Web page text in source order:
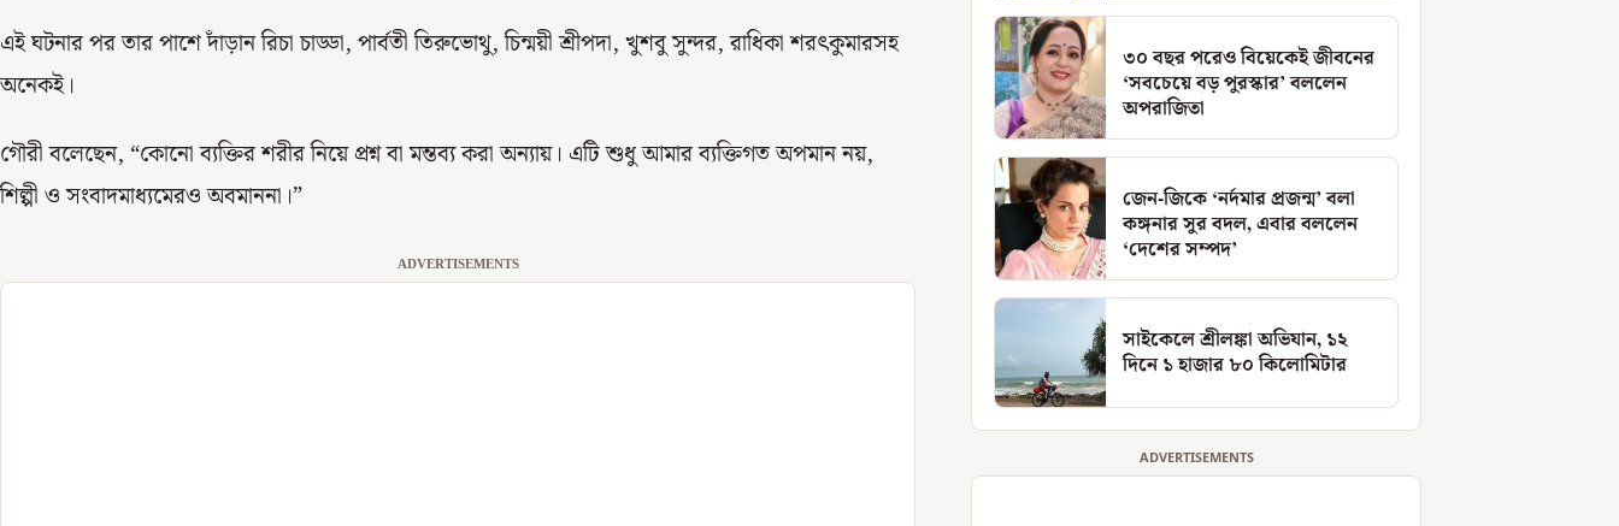
এই ঘটনার পর তার পাশে দাঁড়ান রিচা চাড্ডা, পার্বতী তিরুভোথু, চিন্ময়ী শ্রীপদা, খুশবু সুন্দর, রাধিকা শরৎকুমারসহ
অনেকই।
গৌরী বলেছেন, “কোনো ব্যক্তির শরীর নিয়ে প্রশ্ন বা মন্তব্য করা অন্যায়। এটি শুধু আমার ব্যক্তিগত অপমান নয়,
শিল্পী ও সংবাদমাধ্যমেরও অবমাননা।”
ADVERTISEMENTS
৩০ বছর পরেও বিয়েকেই জীবনের
‘সবচেয়ে বড় পুরস্কার’ বললেন
অপরাজিতা
জেন-জিকে ‘নর্দমার প্রজন্ম’ বলা
কঙ্গনার সুর বদল, এবার বললেন
‘দেশের সম্পদ’
সাইকেলে শ্রীলঙ্কা অভিযান, ১২
দিনে ১ হাজার ৮০ কিলোমিটার
ADVERTISEMENTS